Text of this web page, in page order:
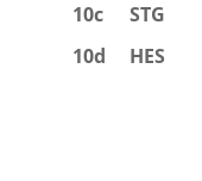
10c STG
10d HES